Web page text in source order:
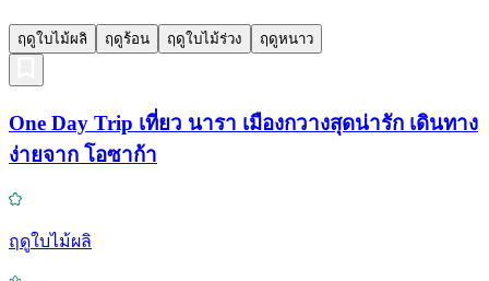
ฤดูใบไม้ผลิ ฤดูร้อน ฤดูใบไม้ร่วง ฤดูหนาว
One Day Trip เที่ยว นารา เมืองกวางสุดน่ารัก เดินทาง
ง่ายจาก โอซาก้า
ฤดูใบไม้ผลิ